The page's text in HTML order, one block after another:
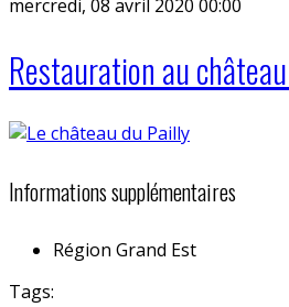
mercredi, 08 avril 2020 00:00
Restauration au
Informations supplémentaires
Région Grand Est
Tags: